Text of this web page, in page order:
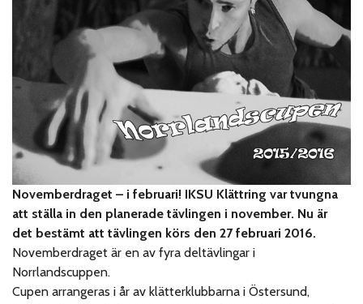
Novemberdraget – i februari! IKSU Klättring var tvungna
att ställa in den planerade tävlingen i november. Nu är
det bestämt att tävlingen körs den 27 februari 2016.
Novemberdraget är en av fyra deltävlingar i
Norrlandscuppen.
Cupen arrangeras i år av klätterklubbarna i Östersund,